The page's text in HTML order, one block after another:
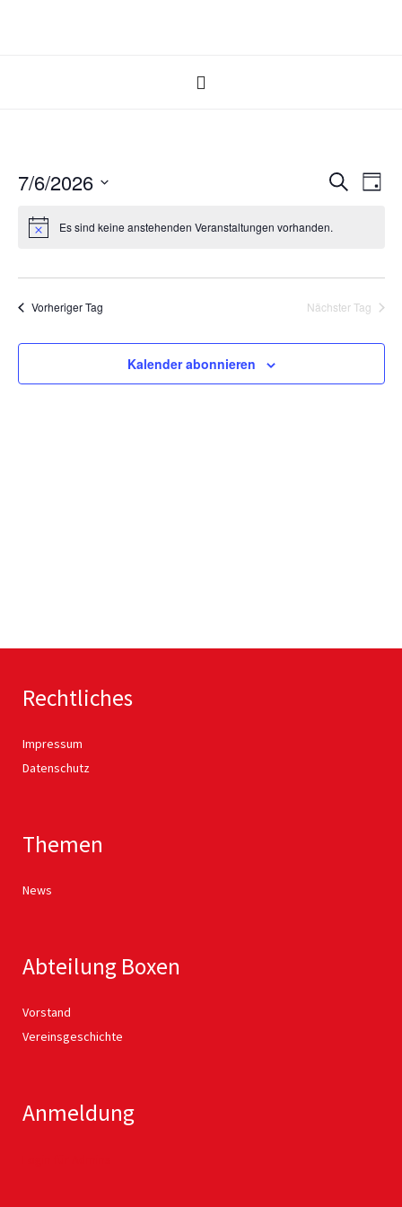
und
SucheTag
7/6/2026
wählen.Es sind keine anstehenden Veranstaltungen vorhanden.
Vorheriger Tag Nächster Tag
Kalender abonnieren
Rechtliches
Impressum
Datenschutz
Themen
News
Abteilung Boxen
Vorstand
Vereinsgeschichte
Anmeldung